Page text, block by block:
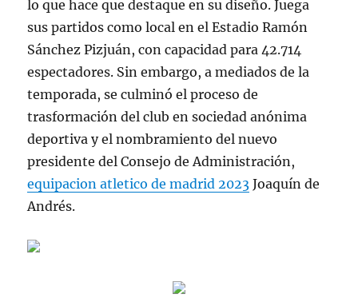
lo que hace que destaque en su diseño. Juega
sus partidos como local en el Estadio Ramón
Sánchez Pizjuán, con capacidad para 42.714
espectadores. Sin embargo, a mediados de la
temporada, se culminó el proceso de
trasformación del club en sociedad anónima
deportiva y el nombramiento del nuevo
presidente del Consejo de Administración,
equipacion atletico de madrid 2023 Joaquín de
Andrés.